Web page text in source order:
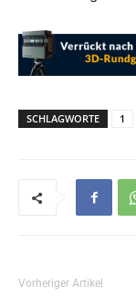
SCHLAGWORTE 1
Vorheriger Artikel